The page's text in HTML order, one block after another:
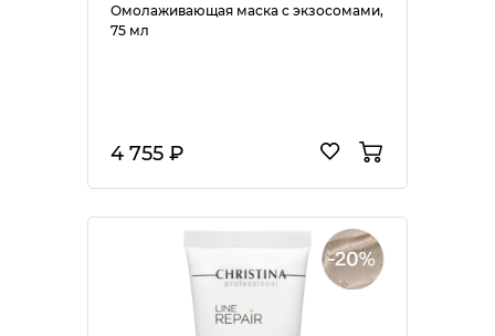
Омолаживающая маска с экзосомами,
75 мл
4 755 ₽